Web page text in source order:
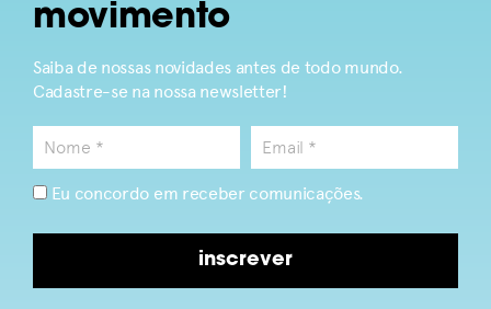
movimento
Saiba de nossas novidades antes de todo mundo.
Cadastre-se na nossa newsletter!
Eu concordo em receber comunicações.
inscrever